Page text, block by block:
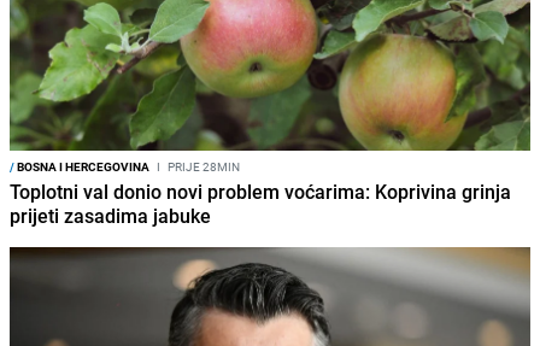
/BOSNA I HERCEGOVINA I PRIJE 28MIN
Toplotni val donio novi problem voćarima: Koprivina grinja
prijeti zasadima jabuke